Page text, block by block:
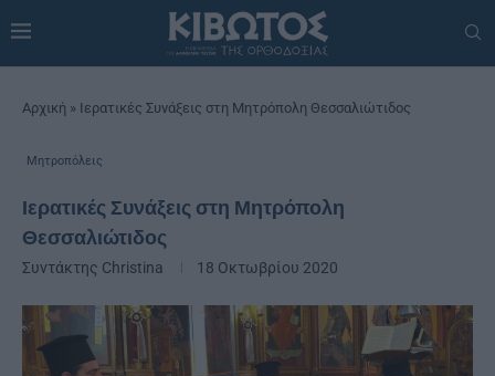
Αρχική » Ιερατικές Συνάξεις στη Μητρόπολη Θεσσαλιώτιδος
Μητροπόλεις
Ιερατικές Συνάξεις στη Μητρόπολη
Θεσσαλιώτιδος
Συντάκτης Christina 18 Οκτωβρίου 2020